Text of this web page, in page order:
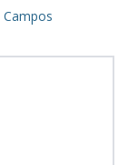
Campos